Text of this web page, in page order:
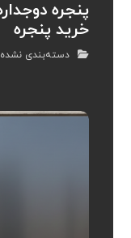
خرید پنجره
دسته‌بندی نشده